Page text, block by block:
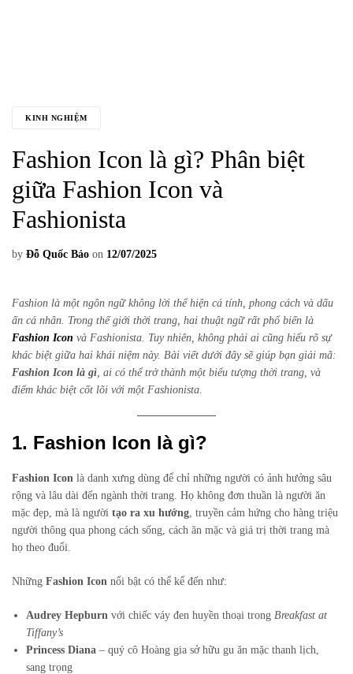
KINH NGHIỆM
Fashion Icon là gì? Phân biệt
giữa Fashion Icon và
Fashionista
by Đỗ Quốc Bảo on 12/07/2025
Fashion là một ngôn ngữ không lời thể hiện cá tính, phong cách và dấu
ấn cá nhân. Trong thế giới thời trang, hai thuật ngữ rất phổ biến là
Fashion Icon và Fashionista. Tuy nhiên, không phải ai cũng hiểu rõ sự
khác biệt giữa hai khái niệm này. Bài viết dưới đây sẽ giúp bạn giải mã:
Fashion Icon là gì, ai có thể trở thành một biểu tượng thời trang, và
điểm khác biệt cốt lõi với một Fashionista.
1. Fashion Icon là gì?
Fashion Icon là danh xưng dùng để chỉ những người có ảnh hưởng sâu
rộng và lâu dài đến ngành thời trang. Họ không đơn thuần là người ăn
mặc đẹp, mà là người tạo ra xu hướng , truyền cảm hứng cho hàng triệu
người thông qua phong cách sống, cách ăn mặc và giá trị thời trang mà
họ theo đuổi.
Những Fashion Icon nổi bật có thể kể đến như:
Audrey Hepburn với chiếc váy đen huyền thoại trong Breakfast at
Tiffany’s
Princess Diana – quý cô Hoàng gia sở hữu gu ăn mặc thanh lịch,
sang trọng